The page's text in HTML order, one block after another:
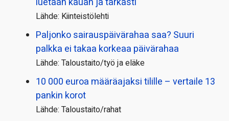
Lähde: Kiinteistölehti
Paljonko sairauspäivä­rahaa saa? Suuri
palkka ei takaa korkeaa päivärahaa
Lähde: Taloustaito/työ ja eläke
10 000 euroa määräajaksi tilille – vertaile 13
pankin korot
Lähde: Taloustaito/rahat